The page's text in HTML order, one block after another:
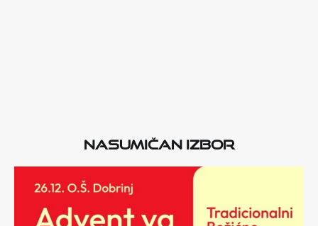
Nasumičan izbor